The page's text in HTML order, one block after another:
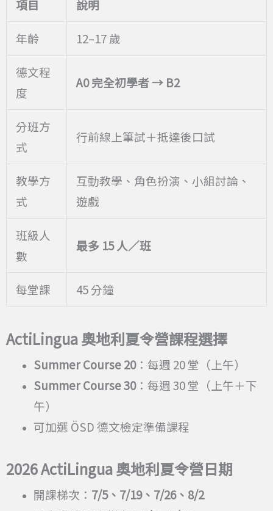
項目 說明
年齡 12–17 歲
德文程
度
A0完全初學者 → B2
分班方
式
行前線上筆試＋抵達後口試
教學方
式
互動教學、角色扮演、小組討論、
遊戲
班級人
數
最多 15 人／班
每堂課 45 分鐘
ActiLingua 奧地利夏令營課程選擇
Summer Course 20：每週 20 堂（上午）
Summer Course 30：每週 30 堂（上午＋下
午）
可加選 ÖSD 德文檢定準備課程
2026 ActiLingua奧地利夏令營日期
開課梯次： 7/5、7/19、7/26、8/2